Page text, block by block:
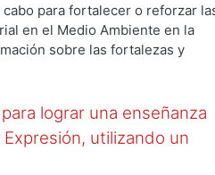
Medio Ambiente para el
Luis Yoshiaki;Fernández
Seade, Haydeé Alejandra
para fortalecer o reforzar
en el Medio Ambiente en la
sobre las fortalezas y
emprender acciones y
las actividades prácticas de
lograr una enseñanza
utilizando un